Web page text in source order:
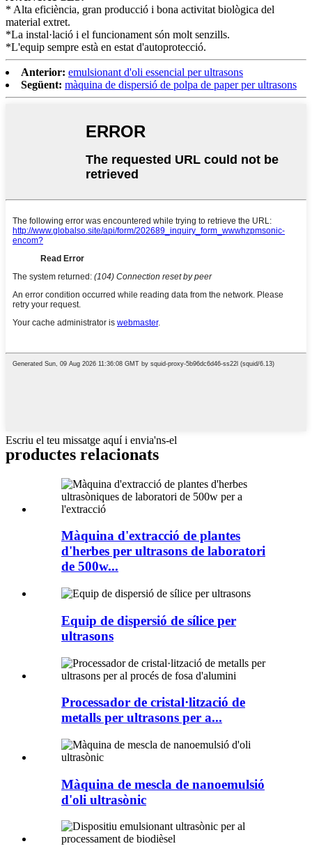
* Alta eficiència, gran producció i bona activitat biològica del
material extret.
*La instal·lació i el funcionament són molt senzills.
*L'equip sempre està en estat d'autoprotecció.
Anterior: emulsionant d'oli essencial per ultrasons
Següent: màquina de dispersió de polpa de paper per ultrasons
Escriu el teu missatge aquí i envia'ns-el
productes relacionats
Màquina d'extracció de plantes
d'herbes per ultrasons de laboratori
de 500w...
Equip de dispersió de sílice per
ultrasons
Processador de cristal·lització de
metalls per ultrasons per a...
Màquina de mescla de nanoemulsió
d'oli ultrasònic